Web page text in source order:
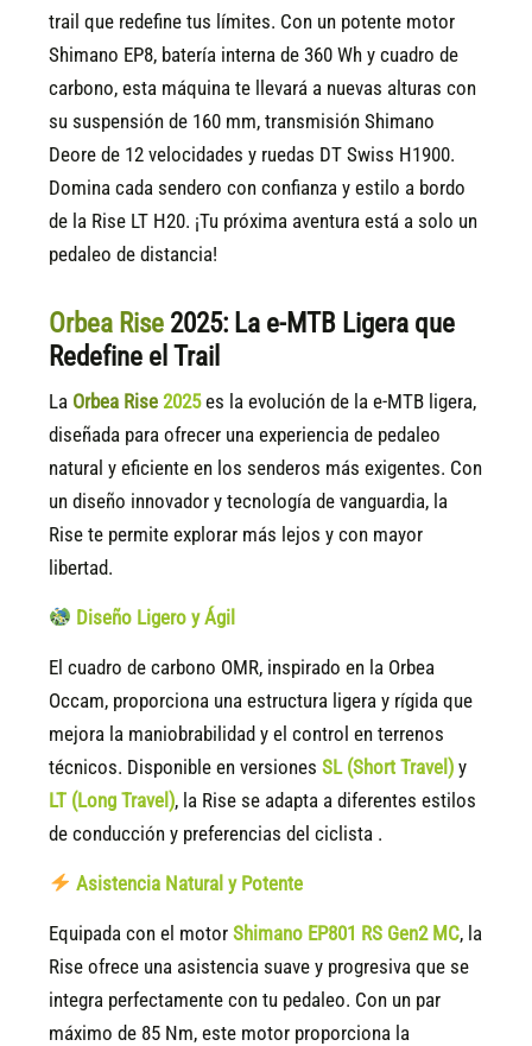
trail que redefine tus límites. Con un potente motor
Shimano EP8, batería interna de 360 Wh y cuadro de
carbono, esta máquina te llevará a nuevas alturas con
su suspensión de 160 mm, transmisión Shimano
Deore de 12 velocidades y ruedas DT Swiss H1900.
Domina cada sendero con confianza y estilo a bordo
de la Rise LT H20. ¡Tu próxima aventura está a solo un
pedaleo de distancia!
Orbea Rise 2025: La e-MTB Ligera que
Redefine el Trail
La Orbea Rise 2025es la evolución de la e-MTB ligera,
diseñada para ofrecer una experiencia de pedaleo
natural y eficiente en los senderos más exigentes. Con
un diseño innovador y tecnología de vanguardia, la
Rise te permite explorar más lejos y con mayor
libertad.
Diseño Ligero y Ágil
El cuadro de carbono OMR, inspirado en la Orbea
Occam, proporciona una estructura ligera y rígida que
mejora la maniobrabilidad y el control en terrenos
técnicos. Disponible en versionesSL (Short Travel) y
LT (Long Travel), la Rise se adapta a diferentes estilos
de conducción y preferencias del ciclista .
Asistencia Natural y Potente
Equipada con el motorShimano EP801 RS Gen2 MC, la
Rise ofrece una asistencia suave y progresiva que se
integra perfectamente con tu pedaleo. Con un par
máximo de 85 Nm, este motor proporciona la